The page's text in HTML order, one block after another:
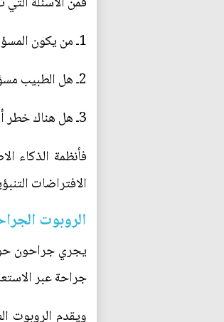
1ـ من يكون المسؤول عن استخدام الذكاء الاصطناعي في التشخيص الطبي الخاطئ والتوصيات العلاجية غير الصحيحة؟
2ـ هل الطبيب مسؤول في حال اختار عدم استخدام الذكاء الاصطناعي المتاح، وتم تشخيص المريض بشكل خاطئ؟
3ـ هل هناك خطر أن يؤدي استخدام الذكاء الاصطناعي إلى حدوث أخطاء محتملة جديدة؟
فأنظمة الذكاء
الافتراضات
الروبوت
جراحة عبر
ويقدم الروبوت